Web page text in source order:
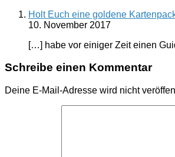
Holt Euch eine goldene
10. November 2017
[…] habe vor einiger Zeit einen
Schreibe einen Kommentar
Deine E-Mail-Adresse wird nicht